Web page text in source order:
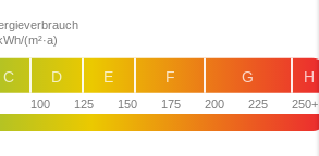
100 125 150 175 200 225 250+
H
G
F
E
D
C
(m²·a)